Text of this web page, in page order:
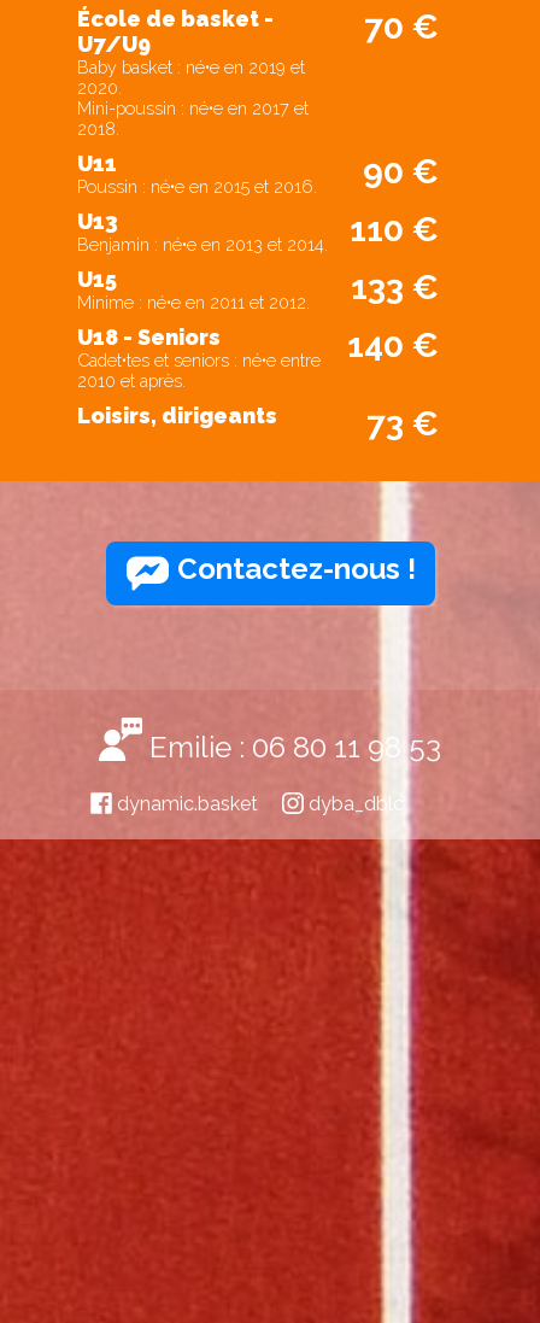
École de basket -
U7/U9
Baby basket : né•e en 2019 et
2020.
Mini-poussin : né•e en 2017 et
2018.
70 €
U11
Poussin : né•e en 2015 et 2016. 90 €
U13
Benjamin : né•e en 2013 et 2014. 110 €
U15
Minime : né•e en 2011 et 2012. 133 €
U18 - Seniors
Cadet•tes et seniors : né•e entre
2010 et après.
140 €
Loisirs, dirigeants 73 €
Contactez-nous !
Emilie : 06 80 11 98 53
dynamic.basket dyba_dblc